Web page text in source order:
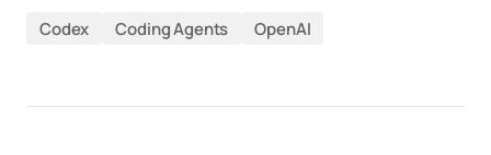
Codex Coding Agents OpenAI